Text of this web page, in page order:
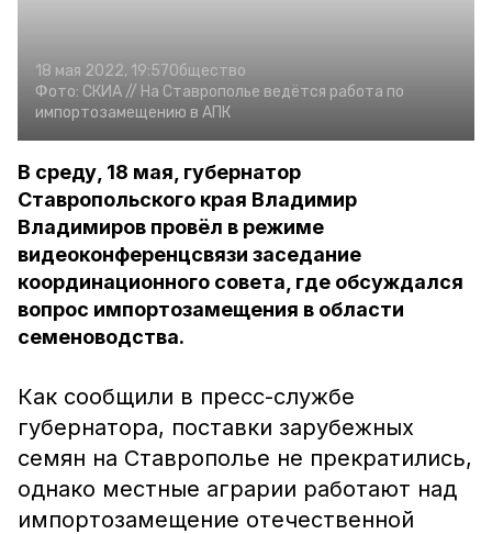
18 мая 2022, 19:57Общество
Фото: СКИА // На Ставрополье ведётся работа по
импортозамещению в АПК
В среду, 18 мая, губернатор
Ставропольского края Владимир
Владимиров провёл в режиме
видеоконференцсвязи заседание
координационного совета, где обсуждался
вопрос импортозамещения в области
семеноводства.
Как сообщили в пресс-службе
губернатора, поставки зарубежных
семян на Ставрополье не прекратились,
однако местные аграрии работают над
импортозамещение отечественной